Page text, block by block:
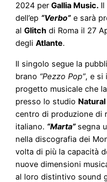
2024 per Gallia Music. Il
dell’ep “Verbo” e sarà
al Glitch di Roma il 27
degli Atlante.
Il singolo segue la
brano “Pezzo Pop”, e si
progetto musicale che
presso lo studio
centro di produzione di
italiano. “Marta” segna
nella discografia dei
volta di più la capacità
nuove dimensioni
al loro distintivo sound